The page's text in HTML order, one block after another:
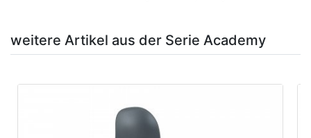
weitere Artikel aus der Serie Academy